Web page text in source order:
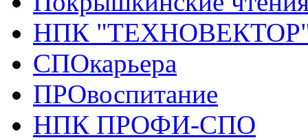
НПК
СПОкарьера
ПРОвоспитание
НПК ПРОФИ-СПО